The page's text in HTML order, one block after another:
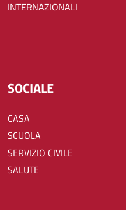
INTERNAZIONALI
SOCIALE
CASA
SCUOLA
SERVIZIO CIVILE
SALUTE